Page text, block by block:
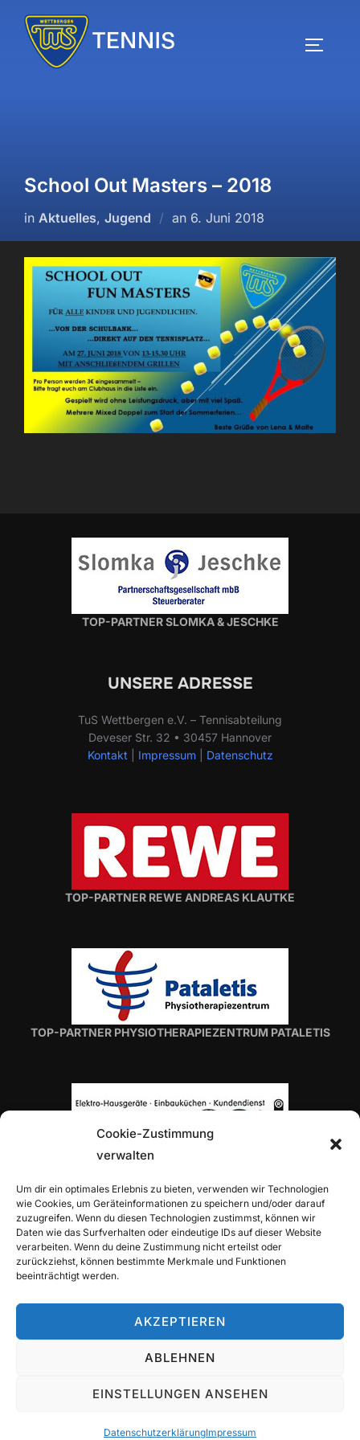
Cookie-Zustimmung
verwalten
Um dir ein optimales Erlebnis zu bieten, verwenden wir Technologien
wie Cookies, um Geräteinformationen zu speichern und/oder darauf
zuzugreifen. Wenn du diesen Technologien zustimmst, können wir
Daten wie das Surfverhalten oder eindeutige IDs auf dieser Website
verarbeiten. Wenn du deine Zustimmung nicht erteilst oder
zurückziehst, können bestimmte Merkmale und Funktionen
beeinträchtigt werden.
AKZEPTIEREN
ABLEHNEN
EINSTELLUNGEN ANSEHEN
DatenschutzerklärungImpressum
Inhalt
springen
School Out Masters – 2018
in Aktuelles, Jugend an Veröffentlicht
am
6. Juni 2018
TOP-PARTNER SLOMKA & JESCHKE
UNSERE ADRESSE
TuS Wettbergen e.V. – Tennisabteilung
Deveser Str. 32 • 30457 Hannover
Kontakt
Impressum| Datenschutz
TOP-PARTNER REWE ANDREAS KLAUTKE
TOP-PARTNER PHYSIOTHERAPIEZENTRUM PATALETIS
TOP-PARTNER ALLIANZ-GENERALVERTRETUNG
ALEXANDER TRITZ
Copyright © 2026 TuS Wettbergen Tennis